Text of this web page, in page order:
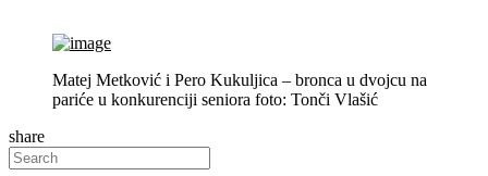
Matej Metković i Pero Kukuljica – bronca u dvojcu na
pariće u konkurenciji seniora foto: Tonči Vlašić
share